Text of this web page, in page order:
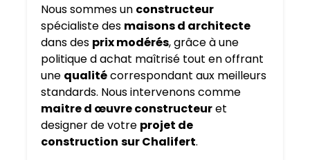
Nous sommes un constructeur
spécialiste des maisons d architecte
dans des prix modérés, grâce à une
politique d achat maîtrisé tout en offrant
une qualitécorrespondant aux meilleurs
standards. Nous intervenons comme
maitre d œuvre constructeuret
designer de votre projet de
construction sur Chalifert.